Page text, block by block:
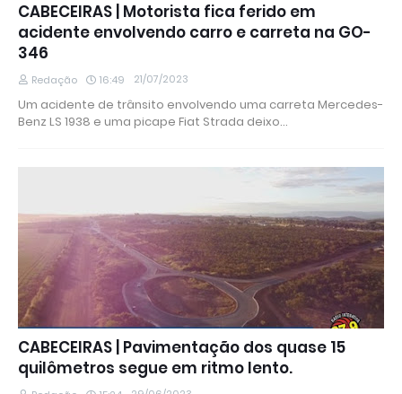
CABECEIRAS | Motorista fica ferido em
acidente envolvendo carro e carreta na GO-
346
Redação 16:49 21/07/2023
Um acidente de trânsito envolvendo uma carreta Mercedes-
Benz LS 1938 e uma picape Fiat Strada deixo…
CABECEIRAS | Pavimentação dos quase 15
quilômetros segue em ritmo lento.